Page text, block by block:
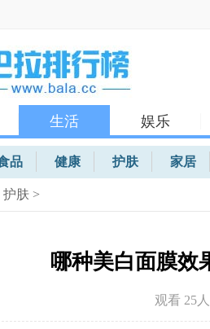
生活 娱乐
品 健康 护肤 家居
护肤 >
哪种美白面膜效
观看 25